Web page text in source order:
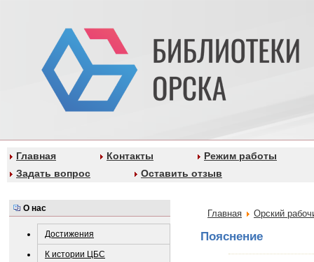
Главная Контакты
Режим работы
Задать вопрос
Оставить отзыв
О нас
Достижения
К истории ЦБС
Главная Орский
Пояснение